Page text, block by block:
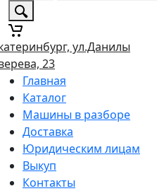
ул.Данилы
23
Главная
Каталог
Машины в разборе
Доставка
Юридическим лицам
Выкуп
Контакты